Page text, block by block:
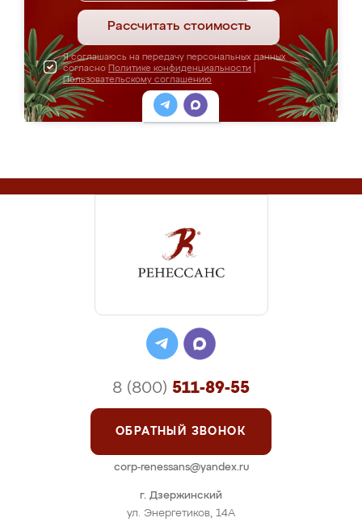
Рассчитать стоимость
Я соглашаюсь на передачу персональных данных
согласно Политике конфиденциальности
Пользовательскому соглашению
г. Дзержинский
ул. Энергетиков, 14А
8 (800) 511-89-55
ОБРАТНЫЙ ЗВОНОК
corp-renessans@yandex.ru